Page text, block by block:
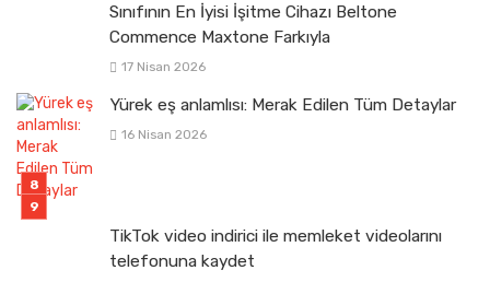
Sınıfının En İyisi İşitme Cihazı Beltone
Commence Maxtone Farkıyla
17 Nisan 2026
Yürek eş anlamlısı: Merak Edilen Tüm Detaylar
16 Nisan 2026
TikTok video indirici ile memleket videolarını
telefonuna kaydet